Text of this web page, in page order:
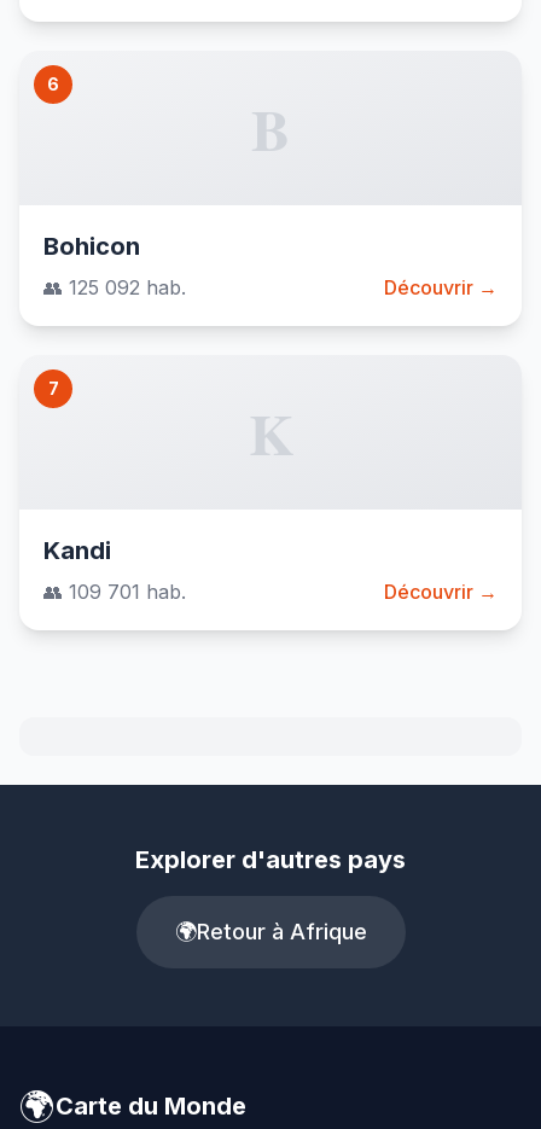
6
B
Bohicon
👥 125 092 hab. Découvrir →
7
K
Kandi
👥 109 701 hab. Découvrir →
Explorer d'autres pays
🌍Retour à Afrique
🌍Carte du Monde